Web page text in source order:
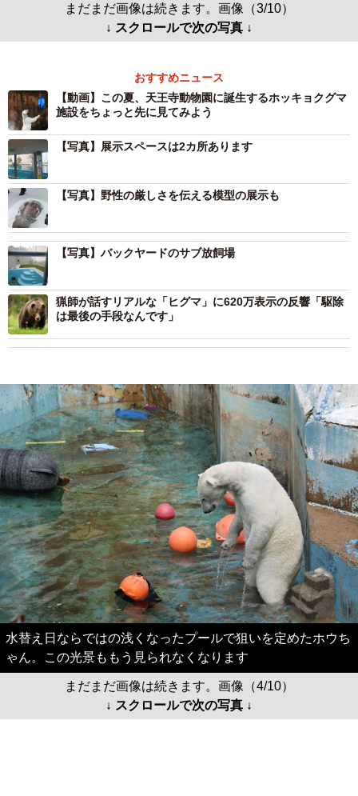
まだまだ画像は続きます。画像（3/10）
↓ スクロールで次の写真 ↓
おすすめニュース
【動画】この夏、天王寺動物園に誕生するホッキョクグマ
施設をちょっと先に見てみよう
【写真】展示スペースは2カ所あります
【写真】野性の厳しさを伝える模型の展示も
【写真】バックヤードのサブ放飼場
猟師が話すリアルな「ヒグマ」に620万表示の反響「駆除
は最後の手段なんです」
水替え日ならではの浅くなったプールで狙いを定めたホウち
ゃん。この光景ももう見られなくなります
まだまだ画像は続きます。画像（4/10）
↓ スクロールで次の写真 ↓